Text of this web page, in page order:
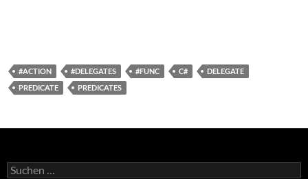
#ACTION #DELEGATES #FUNC C#
DELEGATE
PREDICATE
PREDICATES
Suchen